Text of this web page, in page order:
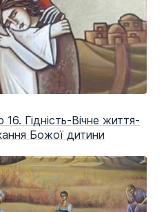
Гідність-Вічне життя-
Божої дитини